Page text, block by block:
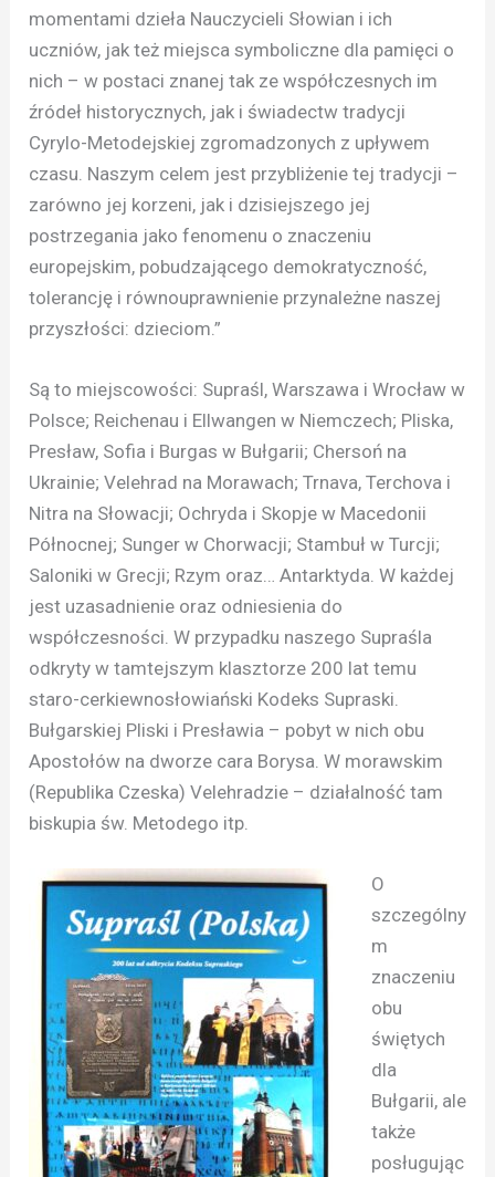
momentami dzieła Nauczycieli Słowian i ich
uczniów, jak też miejsca symboliczne dla pamięci o
nich – w postaci znanej tak ze współczesnych im
źródeł historycznych, jak i świadectw tradycji
Cyrylo-Metodejskiej zgromadzonych z upływem
czasu. Naszym celem jest przybliżenie tej tradycji –
zarówno jej korzeni, jak i dzisiejszego jej
postrzegania jako fenomenu o znaczeniu
europejskim, pobudzającego demokratyczność,
tolerancję i równouprawnienie przynależne naszej
przyszłości: dzieciom.”
Są to miejscowości: Supraśl, Warszawa i Wrocław w
Polsce; Reichenau i Ellwangen w Niemczech; Pliska,
Presław, Sofia i Burgas w Bułgarii; Chersoń na
Ukrainie; Velehrad na Morawach; Trnava, Terchova i
Nitra na Słowacji; Ochryda i Skopje w Macedonii
Północnej; Sunger w Chorwacji; Stambuł w Turcji;
Saloniki w Grecji; Rzym oraz… Antarktyda. W każdej
jest uzasadnienie oraz odniesienia do
współczesności. W przypadku naszego Supraśla
odkryty w tamtejszym klasztorze 200 lat temu
staro-cerkiewnosłowiański Kodeks Supraski.
Bułgarskiej Pliski i Presławia – pobyt w nich obu
Apostołów na dworze cara Borysa. W morawskim
(Republika Czeska) Velehradzie – działalność tam
biskupia św. Metodego itp.
O
szczególny
m
znaczeniu
obu
świętych
dla
Bułgarii, ale
także
posługując